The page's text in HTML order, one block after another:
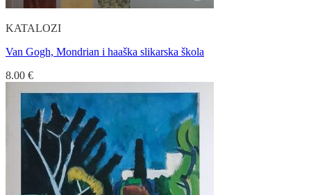
KATALOZI
Van Gogh, Mondrian i haaška slikarska škola
8.00 €